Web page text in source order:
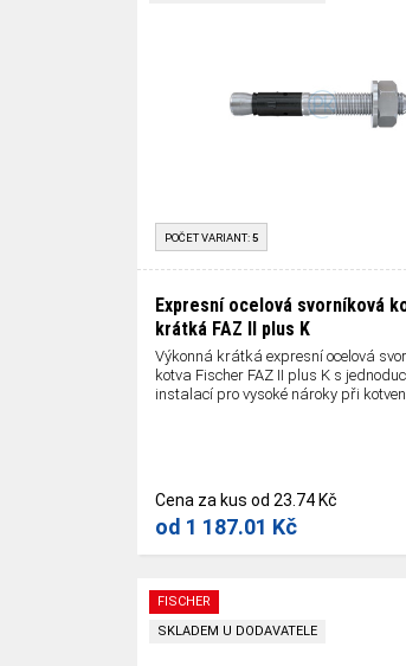
POČET VARIANT:5
Expresní ocelová svorníková
krátká FAZ II plus K
Výkonná krátká expresní ocelová
kotva Fischer FAZ II plus K s
instalací pro vysoké nároky při
Cena za kus od 23.74 Kč
od 1 187.01 Kč
FISCHER
SKLADEM U DODAVATELE